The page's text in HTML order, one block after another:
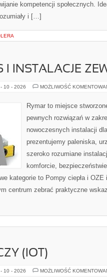
kompetencji społecznych.
i […]
I INSTALACJE
10 - 2026 MOŻLIWOŚĆ
Rymar to miejsce
pewnych rozwiązań w
nowoczesnych instalacji
prezentujemy paleniska,
szeroko rozumiane
komforcie,
kategorie to Pompy ciepła i
centrum zebrać praktyczne
(IOT)
10 - 2026 MOŻLIWOŚĆ